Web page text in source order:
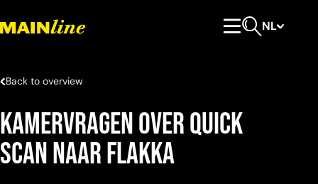
NL
Back to overview
Kamervragen over Quick
Scan naar flakka